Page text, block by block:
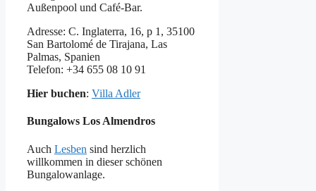
Außenpool und Café-Bar.
Adresse: C. Inglaterra, 16, p 1, 35100
San Bartolomé de Tirajana, Las
Palmas, Spanien
Telefon: +34 655 08 10 91
Hier buchen: Villa Adler
Bungalows Los Almendros
Auch Lesben sind herzlich
willkommen in dieser schönen
Bungalowanlage.